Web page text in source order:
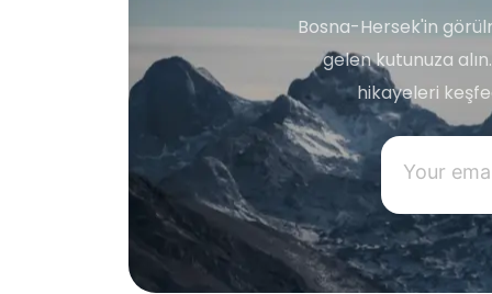
Bosna-Hersek'in
gelen kutunuza
hikayeleri